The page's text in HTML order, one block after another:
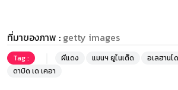
ที่มาของภาพ : getty images
Tag : ผีแดง แมนฯ ยูไนเต็ด อเลฮานโ
ดาบิด เด เคอา